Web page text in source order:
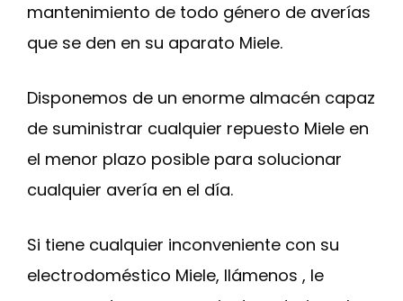
mantenimiento de todo género de averías
que se den en su aparato Miele.
Disponemos de un enorme almacén capaz
de suministrar cualquier repuesto Miele en
el menor plazo posible para solucionar
cualquier avería en el día.
Si tiene cualquier inconveniente con su
electrodoméstico Miele, llámenos , le